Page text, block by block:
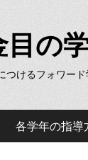
の
つけるフォワー
各学年の指導